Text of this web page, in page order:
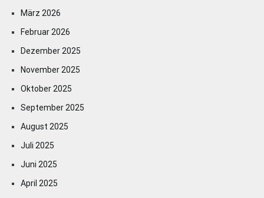
März 2026
Februar 2026
Dezember 2025
November 2025
Oktober 2025
September 2025
August 2025
Juli 2025
Juni 2025
April 2025